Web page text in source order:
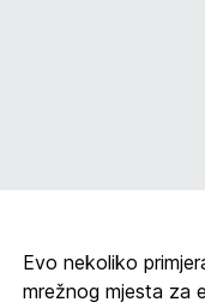
Evo nekoliko
mrežnog mjesta za